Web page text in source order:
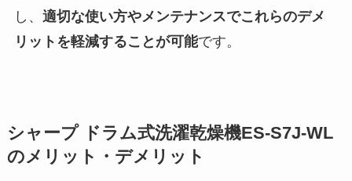
し、 適切な使い方やメンテナンスでこれらのデメ
リットを軽減することが可能です。
シャープ ドラム式洗濯乾燥機ES-S7J-WL
のメリット・デメリット